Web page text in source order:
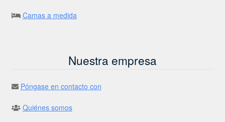
Camas a medida
Nuestra empresa
Póngase en contacto con
Quiénes somos